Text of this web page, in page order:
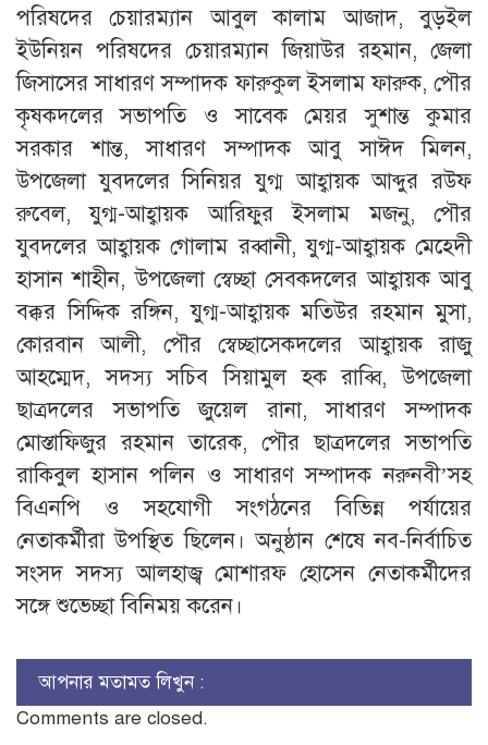
পরিষদের চেয়ারম্যান আবুল কালাম আজাদ, বুড়ইল
ইউনিয়ন পরিষদের চেয়ারম্যান জিয়াউর রহমান, জেলা
জিসাসের সাধারণ সম্পাদক ফারুকুল ইসলাম ফারুক, পৌর
কৃষকদলের সভাপতি ও সাবেক মেয়র সুশান্ত কুমার
সরকার শান্ত, সাধারণ সম্পাদক আবু সাঈদ মিলন,
উপজেলা যুবদলের সিনিয়র যুগ্ম আহ্বায়ক আব্দুর রউফ
রুবেল, যুগ্ম-আহ্বায়ক আরিফুর ইসলাম মজনু, পৌর
যুবদলের আহ্বায়ক গোলাম রব্বানী, যুগ্ম-আহ্বায়ক মেহেদী
হাসান শাহীন, উপজেলা স্বেচ্ছা সেবকদলের আহ্বায়ক আবু
বক্কর সিদ্দিক রঙ্গিন, যুগ্ম-আহ্বায়ক মতিউর রহমান মুসা,
কোরবান আলী, পৌর স্বেচ্ছাসেকদলের আহ্বায়ক রাজু
আহম্মেদ, সদস্য সচিব সিয়ামুল হক রাব্বি, উপজেলা
ছাত্রদলের সভাপতি জুয়েল রানা, সাধারণ সম্পাদক
মোস্তাফিজুর রহমান তারেক, পৌর ছাত্রদলের সভাপতি
রাকিবুল হাসান পলিন ও সাধারণ সম্পাদক নরুনবী’সহ
বিএনপি ও সহযোগী সংগঠনের বিভিন্ন পর্যায়ের
নেতাকর্মীরা উপস্থিত ছিলেন। অনুষ্ঠান শেষে নব-নির্বাচিত
সংসদ সদস্য আলহাজ্ব মোশারফ হোসেন নেতাকর্মীদের
সঙ্গে শুভেচ্ছা বিনিময় করেন।
আপনার মতামত লিখুন :
Comments are closed.